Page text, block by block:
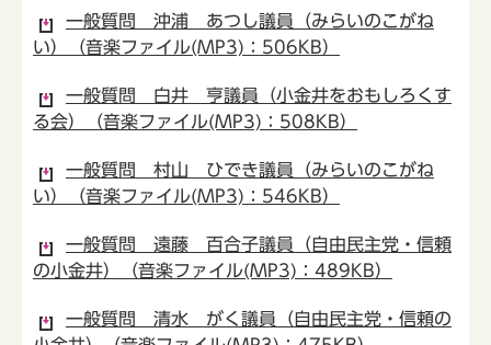
一般質問 沖浦 あつし議員（みらいのこがね
い）（音楽ファイル(MP3)：506KB）
一般質問 白井 亨議員（小金井をおもしろくす
る会）（音楽ファイル(MP3)：508KB）
一般質問 村山 ひでき議員（みらいのこがね
い）（音楽ファイル(MP3)：546KB）
一般質問 遠藤 百合子議員（自由民主党・信頼
の小金井）（音楽ファイル(MP3)：489KB）
一般質問 清水 がく議員（自由民主党・信頼の